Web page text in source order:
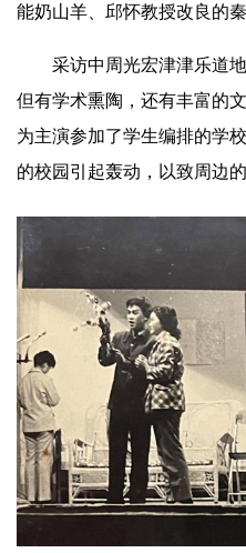
能奶山羊、邱怀教授改良的秦
采访中周光宏津津乐道
但有学术熏陶，还有丰富的
为主演参加了学生编排的学
的校园引起轰动，以致周边